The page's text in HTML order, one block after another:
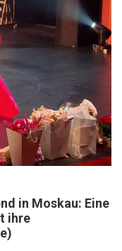
in Moskau: Eine
ihre